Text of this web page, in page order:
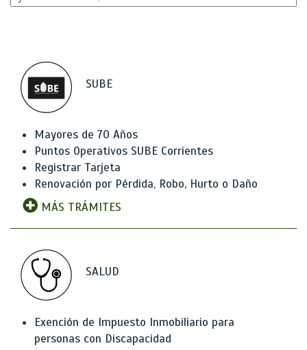
SUBE
Mayores de 70 Años
Puntos Operativos SUBE Corrientes
Registrar Tarjeta
Renovación por Pérdida, Robo, Hurto o Daño
MÁS TRÁMITES
SALUD
Exención de Impuesto Inmobiliario para
personas con Discapacidad